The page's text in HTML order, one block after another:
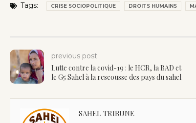
Tags: CRISE SOCIOPOLITIQUE DROITS HUMAINS
previous post
Lutte contre la covid-19 : le HCR, la BAD et
le G5 Sahel à la rescousse des pays du sahel
SAHEL TRIBUNE